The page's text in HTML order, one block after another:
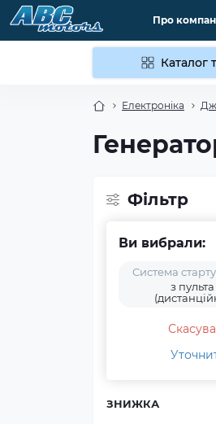
Про
Каталог
Електроніка
Фільтр
Ви вибрали:
Система
з пульта
ЗНИЖКА